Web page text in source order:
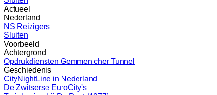
Actueel
Nederland
NS Reizigers
Sluiten
Voorbeeld
Achtergrond
Opdrukdiensten Gemmenicher Tunnel
Geschiedenis
CityNightLine in Nederland
De Zwitserse EuroCity's